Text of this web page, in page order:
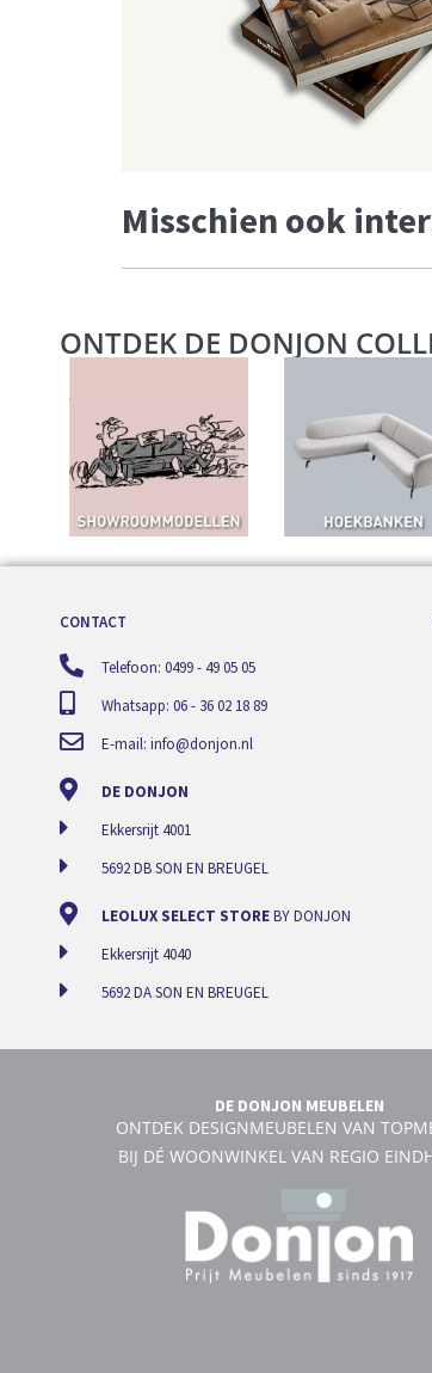
Misschien ook
ONTDEK DE DONJON
CONTACT
Telefoon: 0499 - 49 05 05
Whatsapp: 06 - 36 02 18 89
E-mail: info@donjon.nl
DE DONJON
Ekkersrijt 4001
5692 DB SON EN BREUGEL
LEOLUX SELECT STOREBY DONJON
Ekkersrijt 4040
5692 DA SON EN BREUGEL
DE DONJON MEUBELEN
ONTDEK DESIGNMEUBELEN VAN
BIJ DÉ WOONWINKEL VAN REGIO